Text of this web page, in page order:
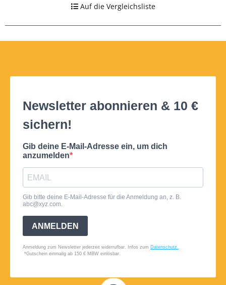
Auf die Vergleichsliste